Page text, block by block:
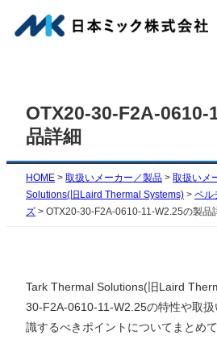
容
OTX20-30-F2A-0610-
品詳細
HOME > 取扱いメーカー／製品 > 取扱いメ
Solutions(旧Laird Thermal Systems) > ペル
ズ > OTX20-30-F2A-0610-11-W2.25の製品
Tark Thermal Solutions(旧Laird
30-F2A-0610-11-W2.25の特性や取
識するべきポイントについてまとめて